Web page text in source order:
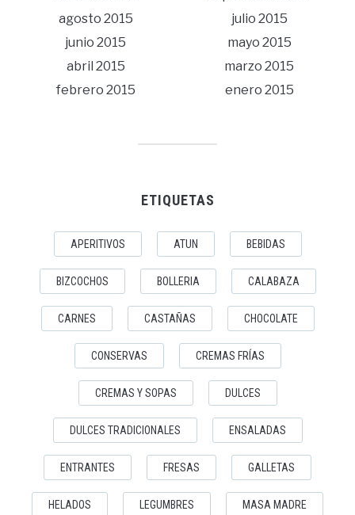
agosto 2015
julio 2015
junio 2015
mayo 2015
abril 2015
marzo 2015
febrero 2015
enero 2015
ETIQUETAS
APERITIVOS ATUN BEBIDAS
BIZCOCHOS BOLLERIA CALABAZA
CARNES CASTAÑAS CHOCOLATE
CONSERVAS CREMAS FRÍAS
CREMAS Y SOPAS DULCES
DULCES TRADICIONALES ENSALADAS
ENTRANTES FRESAS GALLETAS
HELADOS LEGUMBRES MASA MADRE